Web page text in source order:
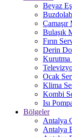
Beyaz
Çamaşır
Bulaşık
Fırın
Derin
Kurutma
Ocak
Klima
Kombi
Isı
Bölgeler
Antalya
Antalya